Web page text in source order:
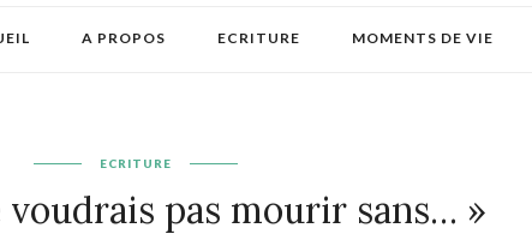
A PROPOS ECRITURE MOMENTS DE VIE
ECRITURE
voudrais pas mourir sans… »